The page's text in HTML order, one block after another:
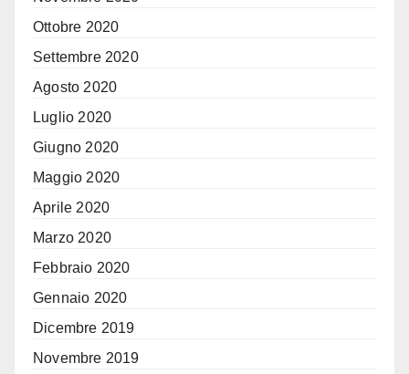
Ottobre 2020
Settembre 2020
Agosto 2020
Luglio 2020
Giugno 2020
Maggio 2020
Aprile 2020
Marzo 2020
Febbraio 2020
Gennaio 2020
Dicembre 2019
Novembre 2019